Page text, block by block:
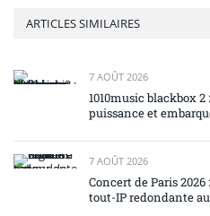
ARTICLES SIMILAIRES
7 AOÛT 2026
1010music blackbox
puissance et
7 AOÛT 2026
Concert de Paris
tout-IP redondante